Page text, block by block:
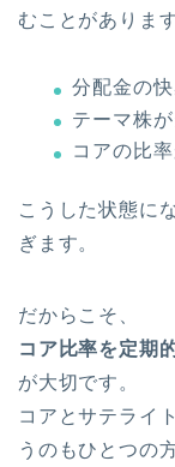
むことがあります
分配金の
テーマ株
コアの比
こうした状態に
ぎます。
だからこそ、
コア比率を定期
が大切です。
コアとサテライ
うのもひとつの